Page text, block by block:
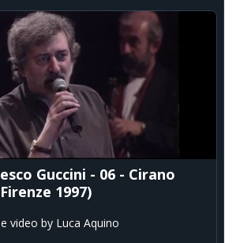
Guccini - 06 - Cirano
1997)
video by Luca Aquino